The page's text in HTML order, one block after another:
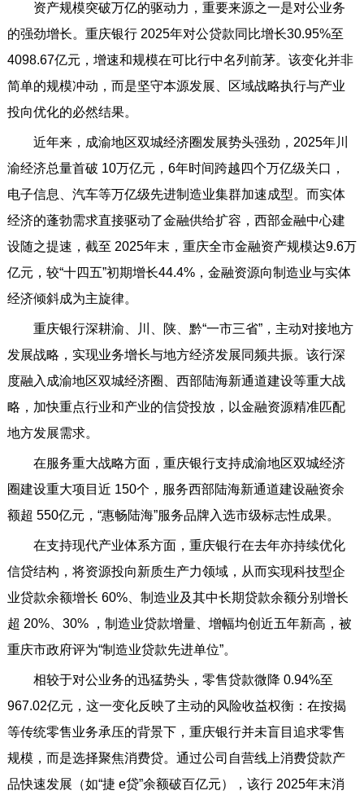
资产规模突破万亿的驱动力，重要来源之一是对公业务
的强劲增长。重庆银行 2025年对公贷款同比增长30.95%至
4098.67亿元，增速和规模在可比行中名列前茅。该变化并非
简单的规模冲动，而是坚守本源发展、区域战略执行与产业
投向优化的必然结果。
近年来，成渝地区双城经济圈发展势头强劲，2025年川
渝经济总量首破 10万亿元，6年时间跨越四个万亿级关口，
电子信息、汽车等万亿级先进制造业集群加速成型。而实体
经济的蓬勃需求直接驱动了金融供给扩容，西部金融中心建
设随之提速，截至 2025年末，重庆全市金融资产规模达9.6万
亿元，较“十四五”初期增长44.4%，金融资源向制造业与实体
经济倾斜成为主旋律。
重庆银行深耕渝、川、陕、黔“一市三省”，主动对接地方
发展战略，实现业务增长与地方经济发展同频共振。该行深
度融入成渝地区双城经济圈、西部陆海新通道建设等重大战
略，加快重点行业和产业的信贷投放，以金融资源精准匹配
地方发展需求。
在服务重大战略方面，重庆银行支持成渝地区双城经济
圈建设重大项目近 150个，服务西部陆海新通道建设融资余
额超 550亿元，“惠畅陆海”服务品牌入选市级标志性成果。
在支持现代产业体系方面，重庆银行在去年亦持续优化
信贷结构，将资源投向新质生产力领域，从而实现科技型企
业贷款余额增长 60%、制造业及其中长期贷款余额分别增长
超 20%、30% ，制造业贷款增量、增幅均创近五年新高，被
重庆市政府评为“制造业贷款先进单位”。
相较于对公业务的迅猛势头，零售贷款微降 0.94%至
967.02亿元，这一变化反映了主动的风险收益权衡：在按揭
等传统零售业务承压的背景下，重庆银行并未盲目追求零售
规模，而是选择聚焦消费贷。通过公司自营线上消费贷款产
品快速发展（如“捷 e贷”余额破百亿元），该行 2025年末消